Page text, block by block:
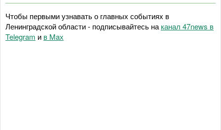
Чтобы первыми узнавать о главных событиях в
Ленинградской области - подписывайтесь на канал 47news в
Telegram и в Maх